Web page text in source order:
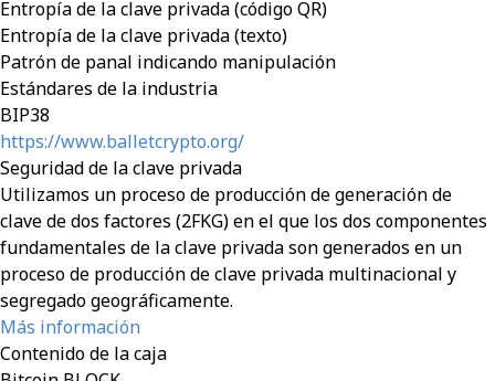
Entropía de la clave privada (código QR)
Entropía de la clave privada (texto)
Patrón de panal indicando manipulación
Estándares de la industria
BIP38
https://www.balletcrypto.org/
Seguridad de la clave privada
Utilizamos un proceso de producción de generación de
clave de dos factores (2FKG) en el que los dos componentes
fundamentales de la clave privada son generados en un
proceso de producción de clave privada multinacional y
segregado geográficamente.
Más información
Contenido de la caja